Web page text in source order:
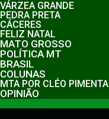
VÁRZEA GRANDE
PEDRA PRETA
CÁCERES
FELIZ NATAL
MATO GROSSO
POLÍTICA MT
BRASIL
COLUNAS
MTA POR CLÉO PIMENTA
OPINIÃO